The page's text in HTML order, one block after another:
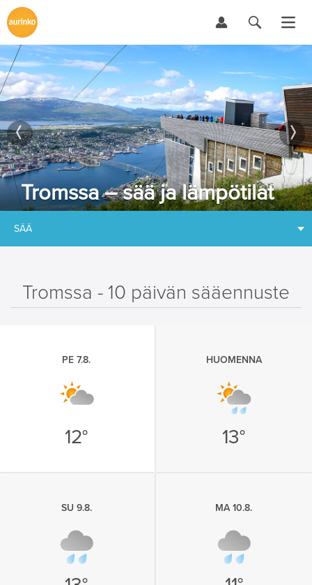
Tromssa – sää ja lämpötilat
SÄÄ
Tromssa - 10 päivän sääennuste
PE 7.8.
12°
HUOMENNA
13°
SU 9.8. MA 10.8.